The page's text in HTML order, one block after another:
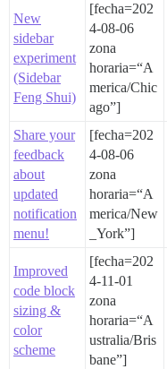
New
sidebar
experiment
(Sidebar
Feng Shui)
[fecha=202
4-08-06
zona
horaria=“A
merica/Chic
ago”]
Share your
feedback
about
updated
notification
menu!
[fecha=202
4-08-06
zona
horaria=“A
merica/New
_York”]
Improved
code block
sizing &
color
scheme
[fecha=202
4-11-01
zona
horaria=“A
ustralia/Bris
bane”]